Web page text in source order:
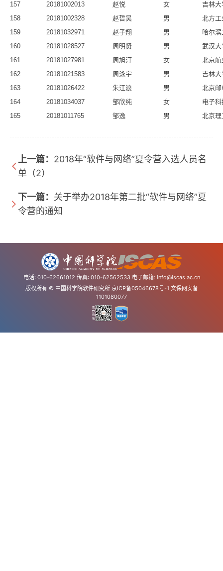
157
20181002013 赵悦 女
吉林大
158
20181002328 赵哲昊 男
北方工
159
20181032971 赵子翔 男
哈尔
160
20181028527 周明贤 男
武汉大
161
20181027981 周旭汀 女
北京航
162
20181021583 周泳宇 男
吉林大
163
20181026422 朱江浪 男
北京邮
164
20181034037 邹欣纯 女
电子
165
20181011765 邹逸 男 北京理
上一篇： 2018年“软件与网络”夏令营入选人员名
单（2）
下一篇： 关于举办2018年第二批“软件与网络”夏
令营的通知
电话: 010-62661012 传真: 010-62562533 电子邮箱: info@iscas.ac.cn
版权所有 © 中国科学院软件研究所 京ICP备05046678号-1 文保网安备
1101080077